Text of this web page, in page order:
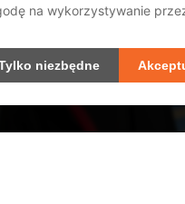
na wykorzystywanie
niezbędne